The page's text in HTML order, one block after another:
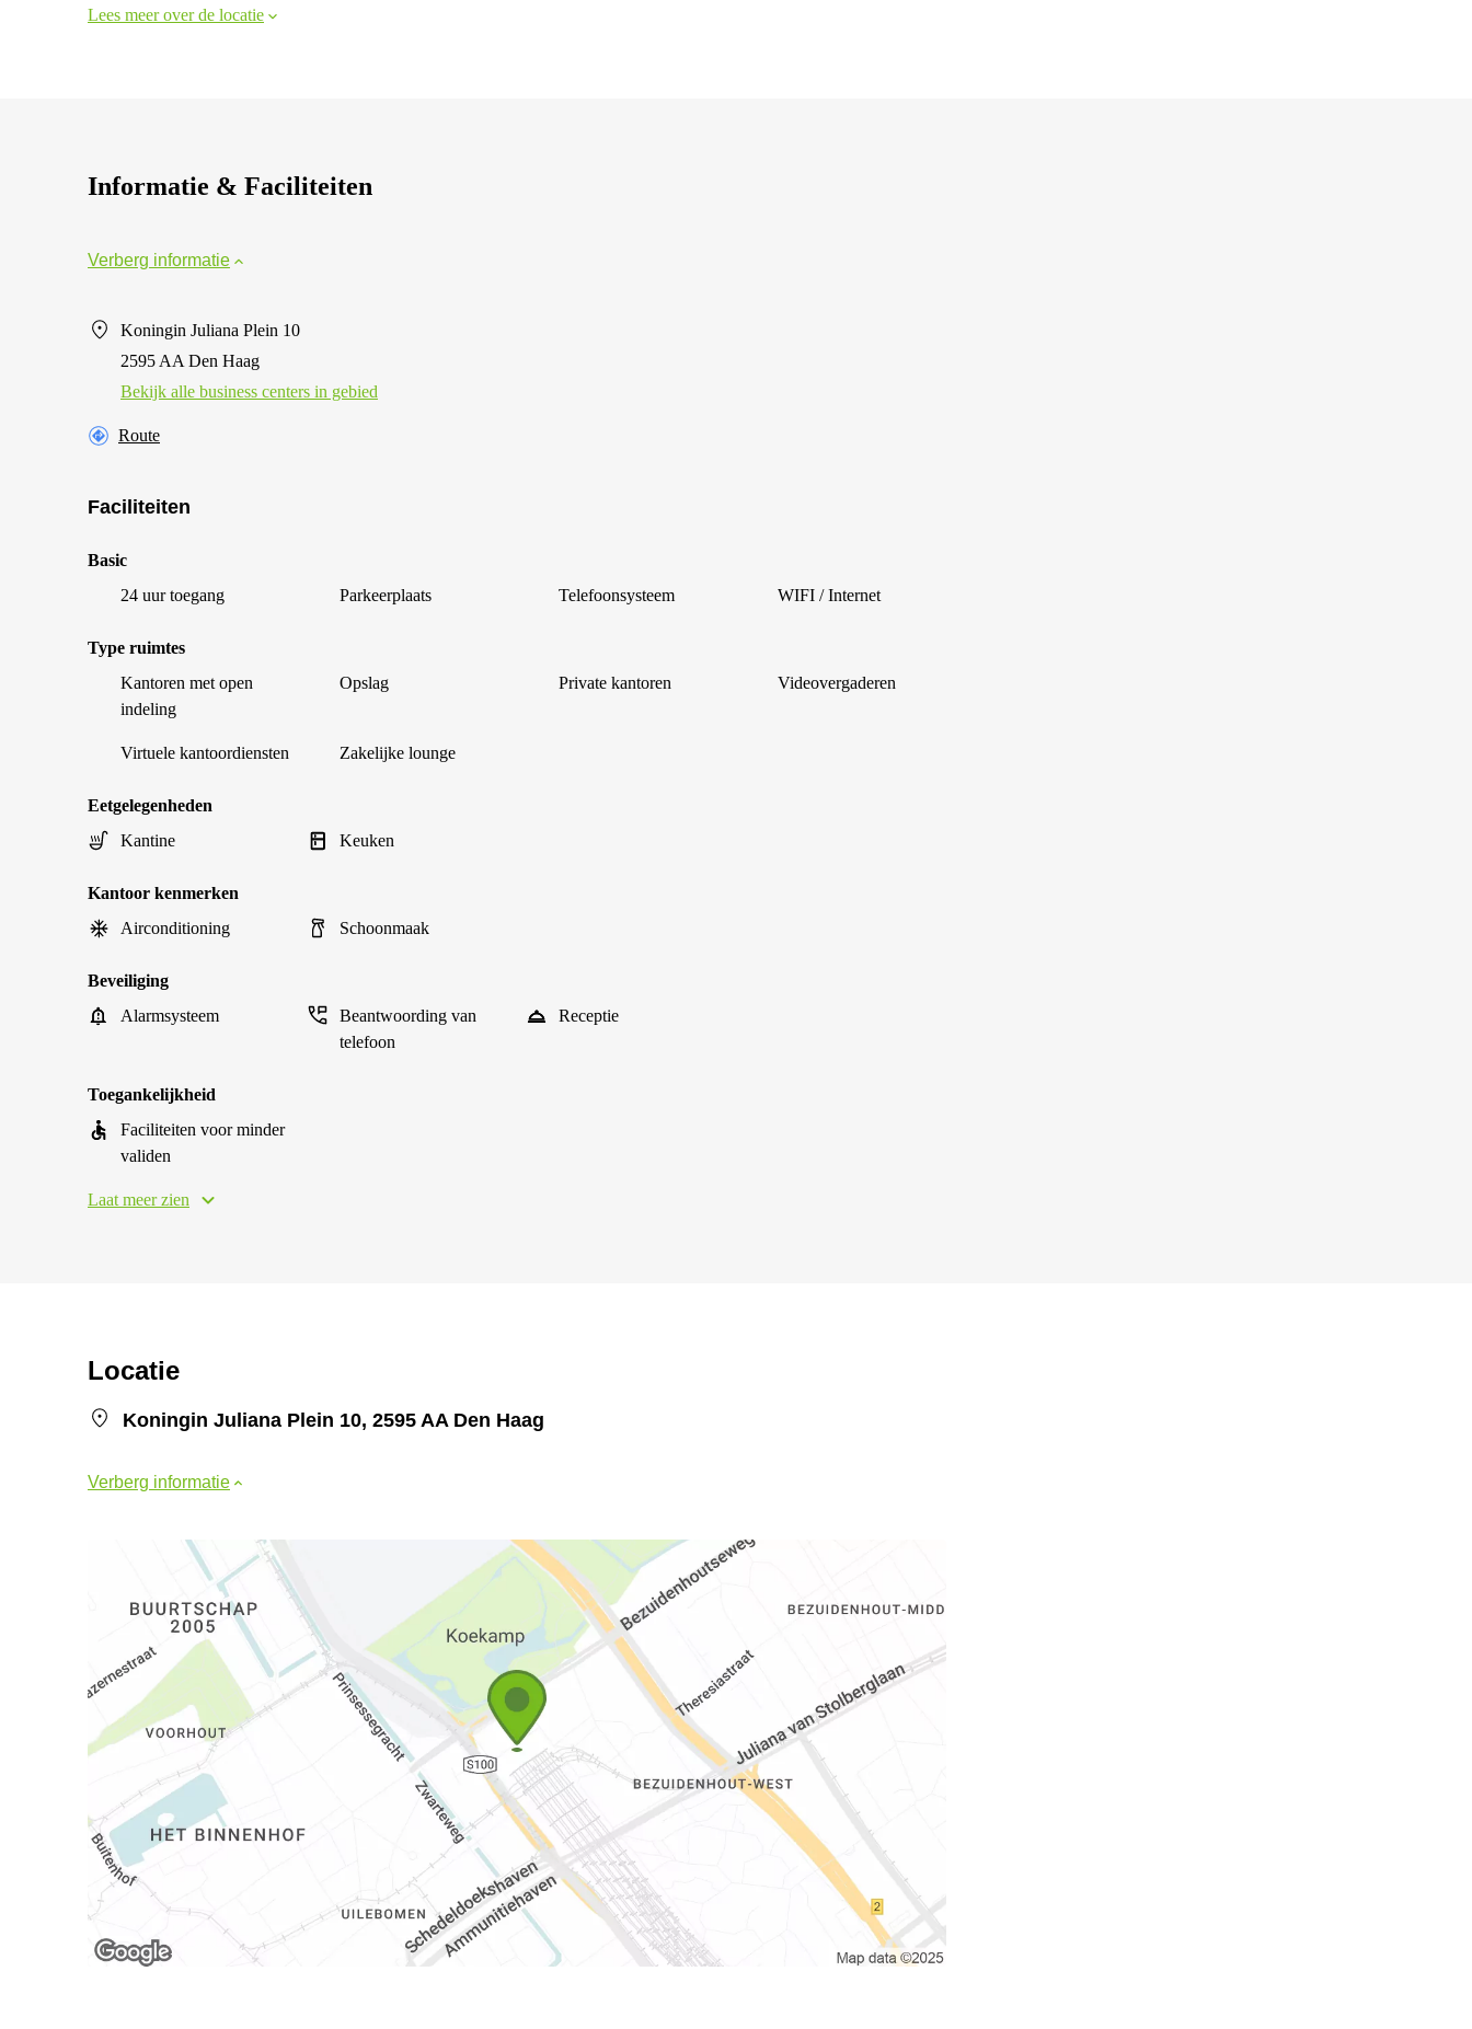
Lees meer over de locatie
Informatie & Faciliteiten
Verberg informatie
Koningin Juliana Plein 10
2595 AA Den Haag
Bekijk alle business centers in gebied
Route
Faciliteiten
Basic
24 uur toegang
Parkeerplaats Telefoonsysteem WIFI / Internet
Type ruimtes
Kantoren met open
indeling
Opslag Private kantoren Videovergaderen
Virtuele kantoordiensten Zakelijke lounge
Eetgelegenheden
Kantine
Keuken
Kantoor kenmerken
Airconditioning
Schoonmaak
Beveiliging
Alarmsysteem
Beantwoording van
telefoon
Receptie
Toegankelijkheid
Faciliteiten voor minder
validen
Laat meer zien
Locatie
Koningin Juliana Plein 10, 2595 AA Den Haag
Verberg informatie